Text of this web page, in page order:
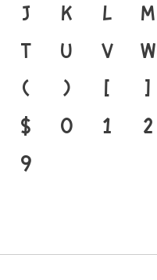
t u v w
( ) [ ]
$ 0 1 2
9
แกร่งของสะพาน
อนาคต